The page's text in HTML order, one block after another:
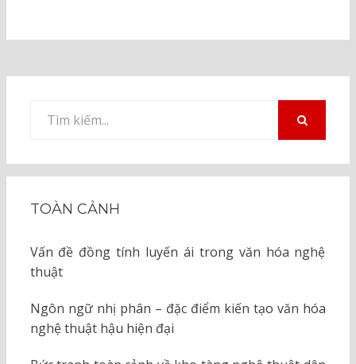
kiếm
TOÀN CẢNH
Vấn đề đồng tính luyến ái trong văn hóa nghệ
thuật
Ngôn ngữ nhị phân – đặc điểm kiến tạo văn hóa
nghệ thuật hậu hiện đại